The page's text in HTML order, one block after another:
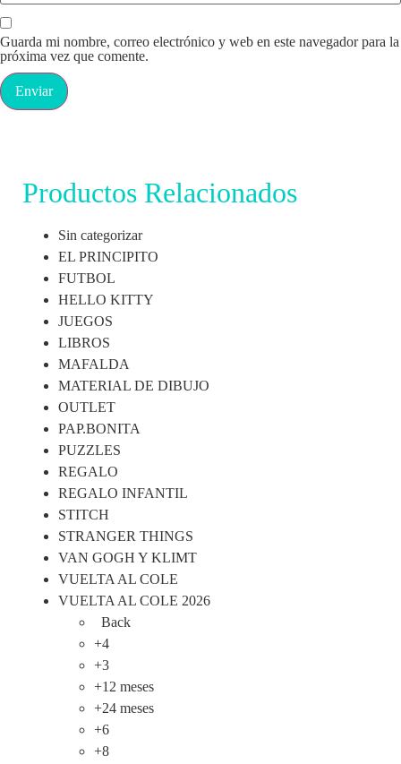
Guarda mi nombre, correo electrónico y web en este navegador para la
próxima vez que comente.
Productos Relacionados
Sin categorizar
EL PRINCIPITO
FUTBOL
HELLO KITTY
JUEGOS
LIBROS
MAFALDA
MATERIAL DE DIBUJO
OUTLET
PAP.BONITA
PUZZLES
REGALO
REGALO INFANTIL
STITCH
STRANGER THINGS
VAN GOGH Y KLIMT
VUELTA AL COLE
VUELTA AL COLE 2026
Back
+4
+3
+12 meses
+24 meses
+6
+8